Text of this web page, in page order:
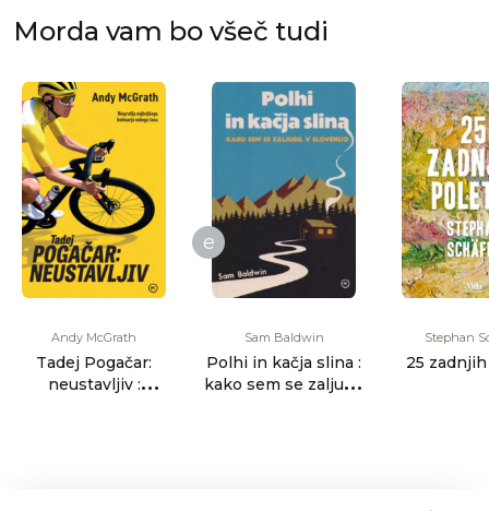
Morda vam bo všeč tudi
Andy McGrath
Tadej Pogačar:
neustavljiv :
e
Sam Baldwin
Polhi in kačja slina :
kako sem se zaljubil
Stephan
25